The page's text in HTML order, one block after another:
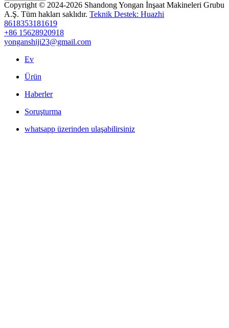
Copyright © 2024-2026 Shandong Yongan İnşaat Makineleri Grubu
A.Ş. Tüm hakları saklıdır. Teknik Destek: Huazhi
8618353181619
+86 15628920918
yonganshiji23@gmail.com
Ev
Ürün
Haberler
Soruşturma
whatsapp üzerinden ulaşabilirsiniz